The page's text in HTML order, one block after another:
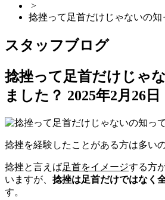
>
捻挫って足首だけじゃないの知
スタッフブログ
捻挫って足首だけじゃ
ました？ 2025年2月26日
捻挫を経験したことがある方は多い
捻挫と言えば足首をイメージする方
いますが、 捻挫は足首だけではなく
す。